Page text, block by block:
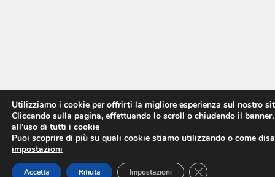
Utilizziamo i cookie per offrirti la migliore esperienza sul nostro
Cliccando sulla pagina, effettuando lo scroll o chiudendo il
all’uso di tutti i cookie
Puoi scoprire di più su quali cookie stiamo utilizzando o come
impostazioni
Accetta Rifiuta Impostazioni CLOSE GDPR